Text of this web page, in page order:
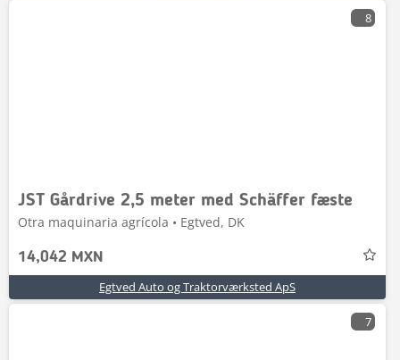
8
JST Gårdrive 2,5 meter med Schäffer fæste
Otra maquinaria agrícola • Egtved, DK
14,042 MXN
Egtved Auto og Traktorværksted ApS
7